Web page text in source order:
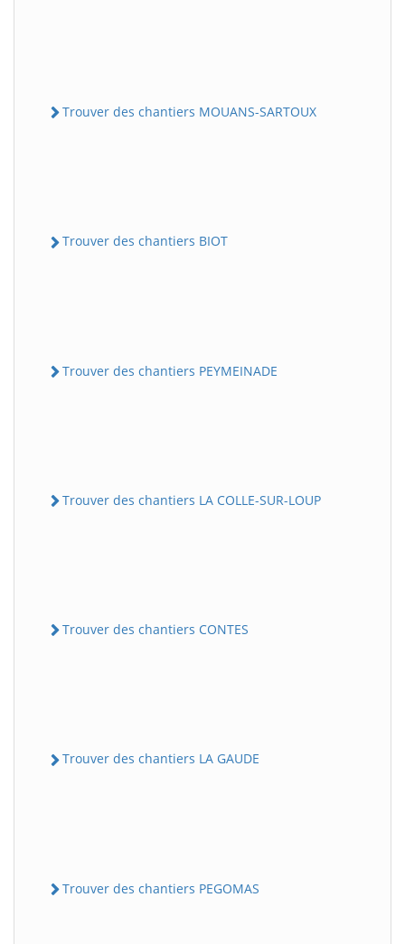
Trouver des chantiers MOUANS-SARTOUX
Trouver des chantiers BIOT
Trouver des chantiers PEYMEINADE
Trouver des chantiers LA COLLE-SUR-LOUP
Trouver des chantiers CONTES
Trouver des chantiers LA GAUDE
Trouver des chantiers PEGOMAS